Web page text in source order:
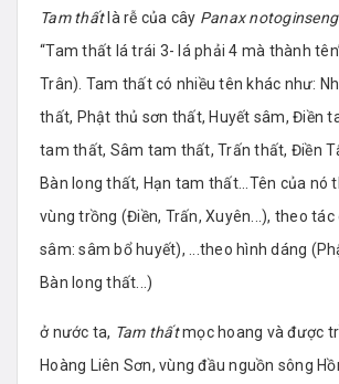
Tam thấtlà rễ của cây Panax notoginseng
“Tam thất lá trái 3- lá phải 4 mà thành
Trân). Tam thất có nhiều tên khác như:
thất, Phật thủ sơn thất, Huyết sâm, Điền
tam thất, Sâm tam thất, Trấn thất, Điền
Bàn long thất, Hạn tam thất...Tên của nó
vùng trồng (Điền, Trấn, Xuyên...), theo tác
sâm: sâm bổ huyết), ...theo hình dáng
Bàn long thất...)
ở nước ta, Tam thấtmọc hoang và được
Hoàng Liên Sơn, vùng đầu nguồn sông